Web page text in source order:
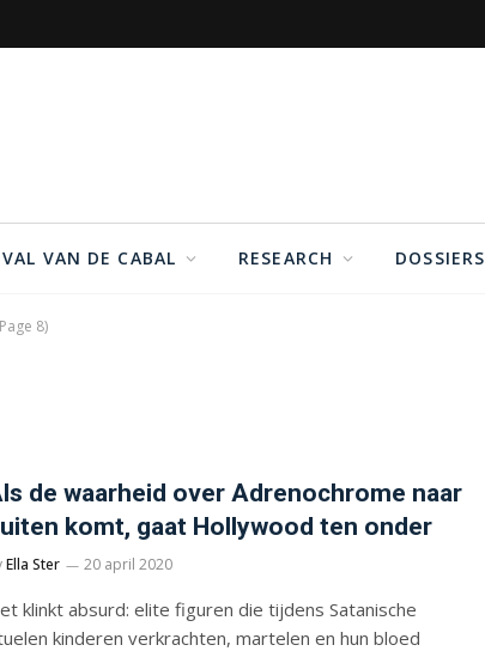
VAL VAN DE CABAL RESEARCH DOSSIERS
8)
de waarheid over Adrenochrome naar
komt, gaat Hollywood ten onder
Ella Ster 20 april 2020
klinkt absurd: elite figuren die tijdens Satanische
kinderen verkrachten, martelen en hun bloed